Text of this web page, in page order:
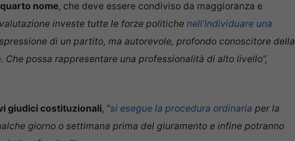
quarto nome, che deve essere condiviso da maggioranza e
investe tutte le forze politiche nell’individuare una
di un partito, ma autorevole, profondo conoscitore della
possa rappresentare una professionalità di alto livello”,
giudici costituzionali, “si esegue la procedura ordinaria per la
giorno o settimana prima del giuramento e infine potranno